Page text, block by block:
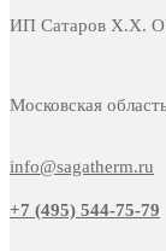
ИП Сатаров Х.Х.
Московская
info@sagatherm.ru
+7 (495) 544-75-79